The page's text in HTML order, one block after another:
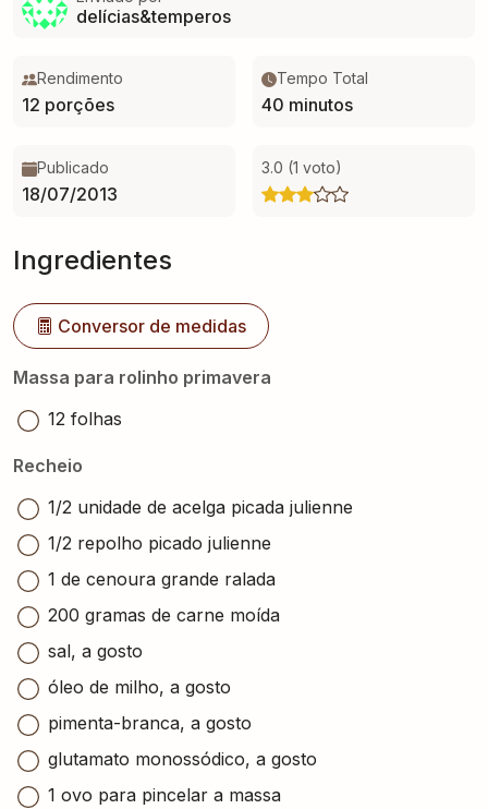
delícias&temperos
Rendimento
12 porções
Tempo Total
40 minutos
Publicado
18/07/2013
3.0 (1 voto)
Ingredientes
Conversor de medidas
Massa para rolinho primavera
12 folhas
Recheio
1/2 unidade de acelga picada julienne
1/2 repolho picado julienne
1 de cenoura grande ralada
200 gramas de carne moída
sal, a gosto
óleo de milho, a gosto
pimenta-branca, a gosto
glutamato monossódico, a gosto
1 ovo para pincelar a massa